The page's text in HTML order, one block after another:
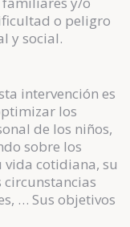
o peligro
y social.
intervención es
los
de los niños,
sobre los
vida cotidiana, su
… Sus objetivos